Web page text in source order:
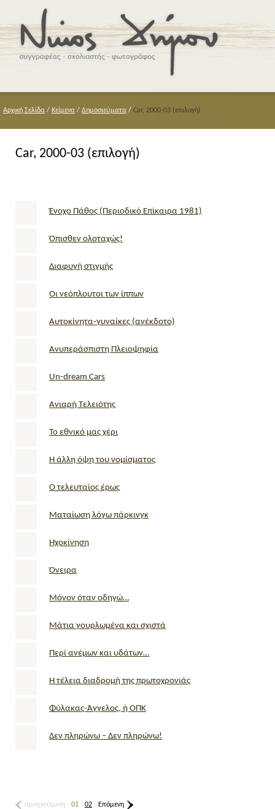
Αρχική Σελίδα / Κείμενα / Δημοσιεύματα / Car, 2000-03 (επιλογή)
Car, 2000-03 (επιλογή)
Ένοχο Πάθος (Περιοδικό Επίκαιρα 1981)
Όπισθεν ολοταχώς!
Διαφυγή στιγμής
Οι νεόπλουτοι των ίππων
Αυτοκίνητα-γυναίκες (ανέκδοτο)
Ανυπεράσπιστη Πλειοψηφία
Un-dream Cars
Ανιαρή Τελειότης
Το εθνικό μας χέρι
Η άλλη όψη του νομίσματος
Ο τελευταίος έρως
Ματαίωση λόγω πάρκινγκ
Ηχοκίνηση
Όνειρα
Μόνον όταν οδηγώ…
Μάτια γουρλωμένα και σχιστά
Περί ανέμων και υδάτων…
Η τέλεια διαδρομή της πρωτοχρονιάς
Φύλακας-Άγγελος, ή ΟΠΚ
Δεν πληρώνω – Δεν πληρώνω!
προηγούμενη 01 02 Επόμενη